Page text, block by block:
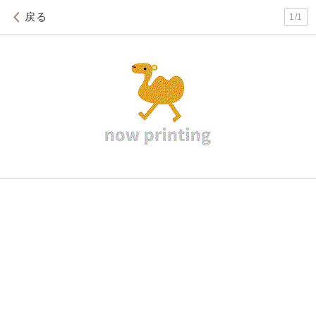
戻る 1/1